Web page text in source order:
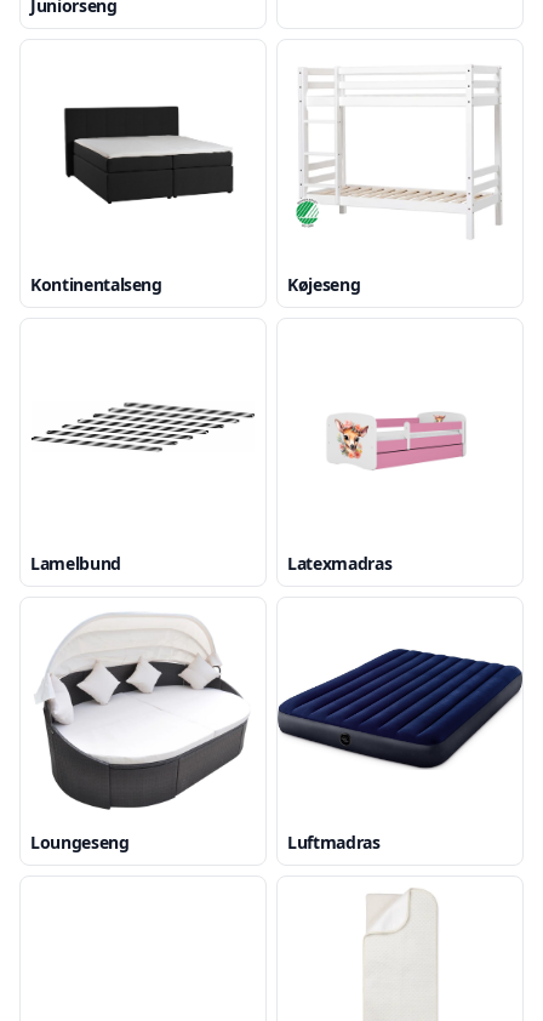
Juniorseng
Kontinentalseng Køjeseng
Lamelbund Latexmadras
Loungeseng Luftmadras